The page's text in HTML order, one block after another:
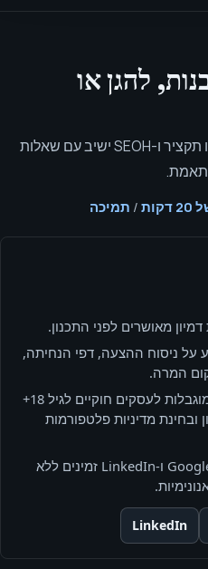
להגן או
מחירים בהצעת מחיר בלבד. שלחו תקציר ו-SEOH ישיב עם שאלות
/ תמיכה
על ניסוח ההצעה, דפי הנחיתה,
המרה.
לא. עבודות במגזר המבוגרים מוגבלות לעסקים חוקיים לגיל 18+
ובחינת מדיניות פלטפורמות
קישורי הוכחה ב‑Google, Facebook ו‑LinkedIn זמינים ללא
LinkedIn